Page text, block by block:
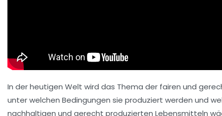
In der heutigen Welt wird das Thema der fairen und
unter welchen Bedingungen sie produziert werden und
nachhaltigen und gerecht produzierten Lebensmitteln